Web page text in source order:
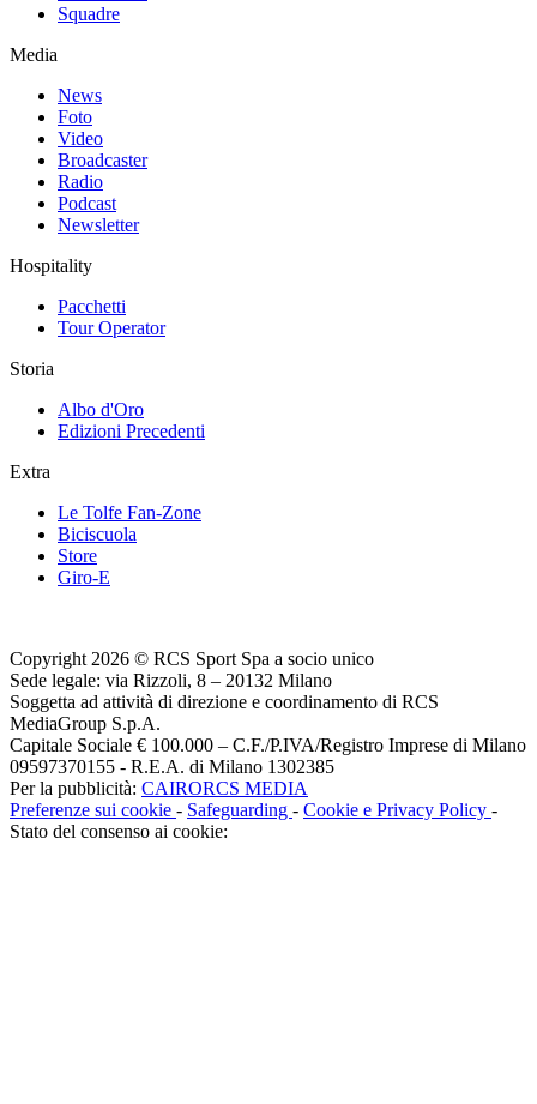
Squadre
Media
News
Foto
Video
Broadcaster
Radio
Podcast
Newsletter
Hospitality
Pacchetti
Tour Operator
Storia
Albo d'Oro
Edizioni Precedenti
Extra
Le Tolfe Fan-Zone
Biciscuola
Store
Giro-E
Copyright 2026 © RCS Sport Spa a socio unico
Sede legale: via Rizzoli, 8 – 20132 Milano
Soggetta ad attività di direzione e coordinamento di RCS
MediaGroup S.p.A.
Capitale Sociale € 100.000 – C.F./P.IVA/Registro Imprese di Milano
09597370155 - R.E.A. di Milano 1302385
Per la pubblicità: CAIRORCS MEDIA
Preferenze sui cookie - Safeguarding - Cookie e Privacy Policy -
Stato del consenso ai cookie: